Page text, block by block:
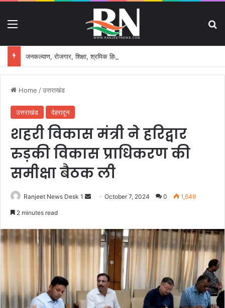
Home /उत्तराखंड
उत्तराखंड देहरादून
शहरी विकास मंत्री ने हरिद्वार
रुड़की विकास प्राधिकरण की
समीक्षा बैठक ली
Ranjeet News Desk 1
a
a
October 7, 2024 0 1,649
2 minutes read